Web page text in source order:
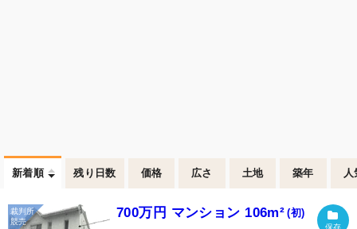
新着順 残り日数 価格 広さ 土地 築年 人
700万円 マンション 106m² (初)